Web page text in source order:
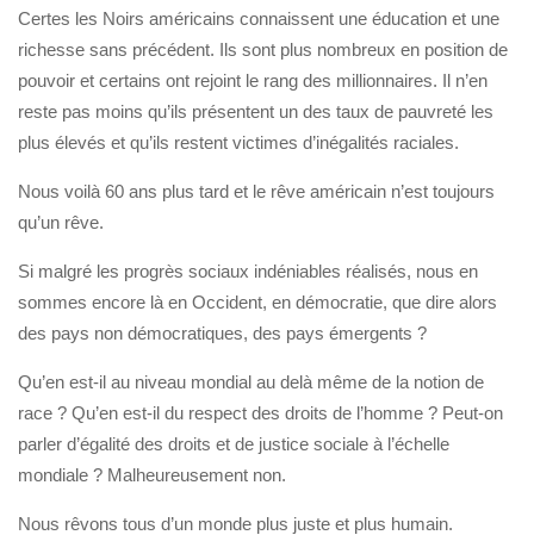
Certes les Noirs américains connaissent une éducation et une
richesse sans précédent. Ils sont plus nombreux en position de
pouvoir et certains ont rejoint le rang des millionnaires. Il n’en
reste pas moins qu’ils présentent un des taux de pauvreté les
plus élevés et qu’ils restent victimes d’inégalités raciales.
Nous voilà 60 ans plus tard et le rêve américain n’est toujours
qu’un rêve.
Si malgré les progrès sociaux indéniables réalisés, nous en
sommes encore là en Occident, en démocratie, que dire alors
des pays non démocratiques, des pays émergents ?
Qu’en est-il au niveau mondial au delà même de la notion de
race ? Qu’en est-il du respect des droits de l’homme ? Peut-on
parler d’égalité des droits et de justice sociale à l’échelle
mondiale ? Malheureusement non.
Nous rêvons tous d’un monde plus juste et plus humain.